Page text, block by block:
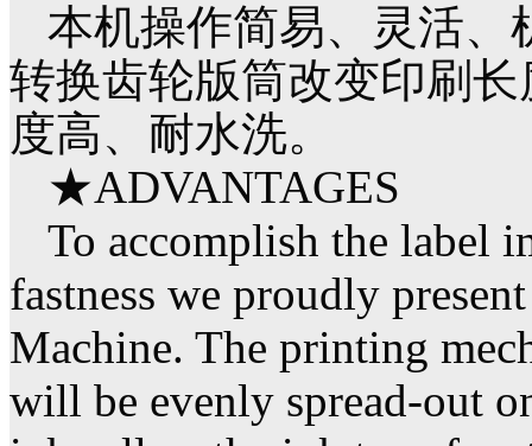
本机操作简易、灵活、
转换齿轮版筒改变印刷
度高、耐水洗。
★ADVANTAGES
To accomplish the label
fastness we proudly
Machine. The printing
will be evenly spread-out